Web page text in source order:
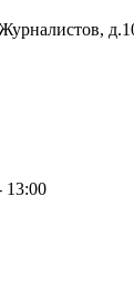
13:00